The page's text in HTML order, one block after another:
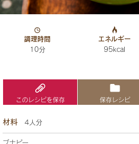
調理時間
10分
エネルギー
95kcal
このレシピを保存 保存レシピ
材料 4人分
ブナピー